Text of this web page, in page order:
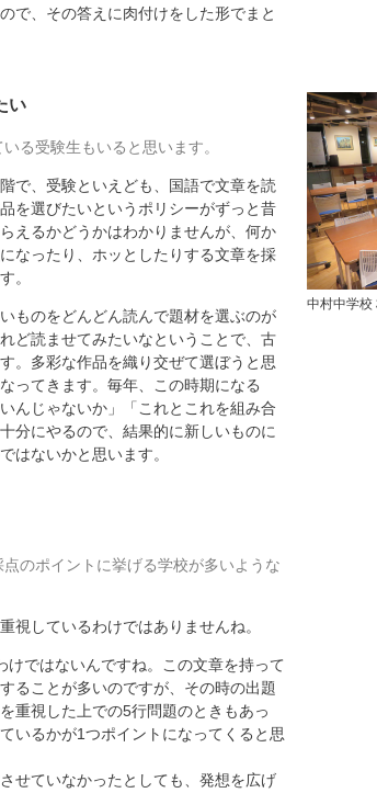
で、その答えに肉付けをした形でまと
い
る受験生もいると思います。
で、受験といえども、国語で文章を読
を選びたいというポリシーがずっと昔
えるかどうかはわかりませんが、何か
なったり、ホッとしたりする文章を採
。
ものをどんどん読んで題材を選ぶのが
ど読ませてみたいなということで、古
。多彩な作品を織り交ぜて選ぼうと思
ってきます。毎年、この時期になる
んじゃないか」「これとこれを組み合
分にやるので、結果的に新しいものに
はないかと思います。
中村中学校
のポイントに挙げる学校が多いような
しているわけではありませんね。
ではないんですね。この文章を持って
ることが多いのですが、その時の出題
重視した上での5行問題のときもあっ
いるかが1つポイントになってくると思
せていなかったとしても、発想を広げ